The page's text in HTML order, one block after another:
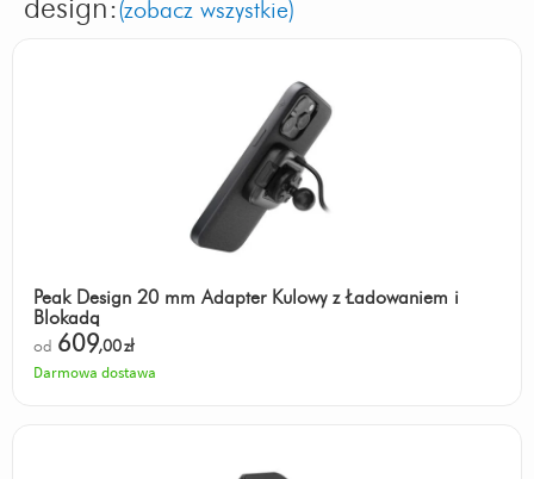
design:(zobacz wszystkie)
Peak Design 20 mm Adapter Kulowy z Ładowaniem i
Blokadą
od 609,00zł
Darmowa dostawa